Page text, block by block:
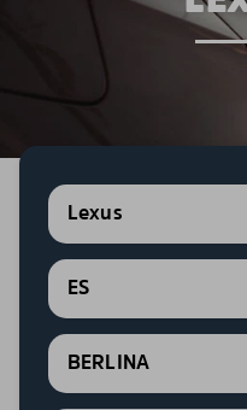
Lexus
ES
BERLINA